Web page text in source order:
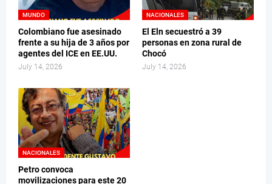
MUNDO
Colombiano fue asesinado
frente a su hija de 3 años por
agentes del ICE en EE.UU.
July 14, 2026
NACIONALES
El Eln secuestró a 39
personas en zona rural de
Chocó
July 14, 2026
NACIONALES
Petro convoca
movilizaciones para este 20